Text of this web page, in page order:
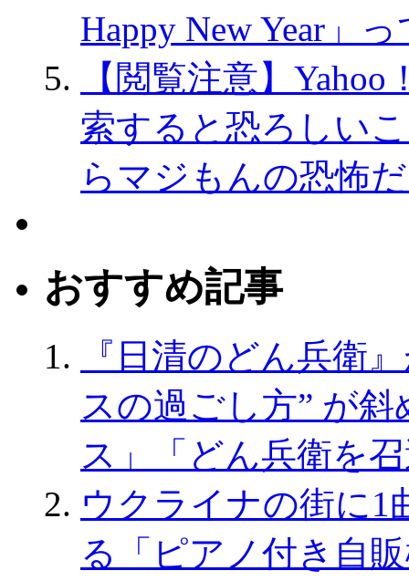
Happy New Year」
【閲覧注意】
索すると恐ろしい
らマジもんの恐怖
おすすめ記事
『日清のどん兵衛
スの過ごし方” が
ス」「どん兵衛を
ウクライナの街に1
る「ピアノ付き自